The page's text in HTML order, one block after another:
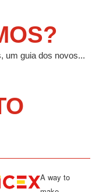
um guia dos novos...
A way to